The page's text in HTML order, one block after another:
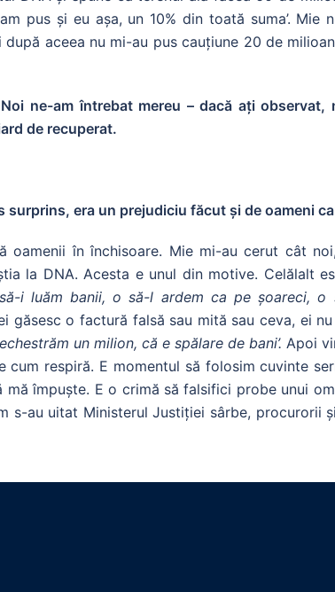
pus și eu așa, un 10% din toată suma’. Mie
aceea nu mi-au pus cauțiune 20 de
ne-am întrebat mereu – dacă ați
de recuperat.
surprins, era un prejudiciu făcut și de oameni
oamenii în închisoare. Mie mi-au cerut cât
la DNA. Acesta e unul din motive. Celălalt
să-i luăm banii, o să-l ardem ca pe șoareci,
găsesc o factură falsă sau mită sau ceva, ei
un milion, că e spălare de bani’. Apoi
cum respiră. E momentul să folosim cuvinte
împuște. E o crimă să falsifici probe unui
s-au uitat Ministerul Justiției sârbe, procurorii